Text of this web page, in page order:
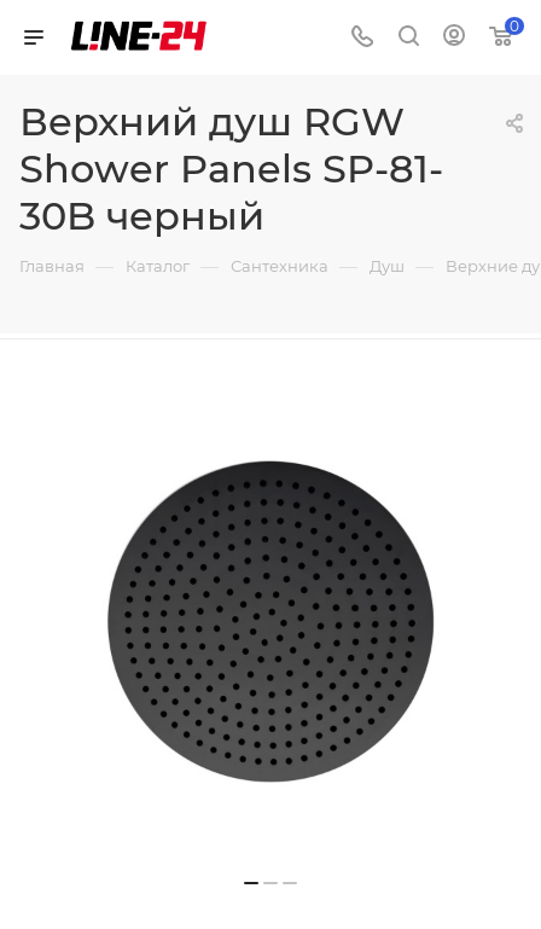
0
Верхний душ RGW
Shower Panels SP-81-
30B черный
Главная — Каталог — Сантехника — Душ — Верхние